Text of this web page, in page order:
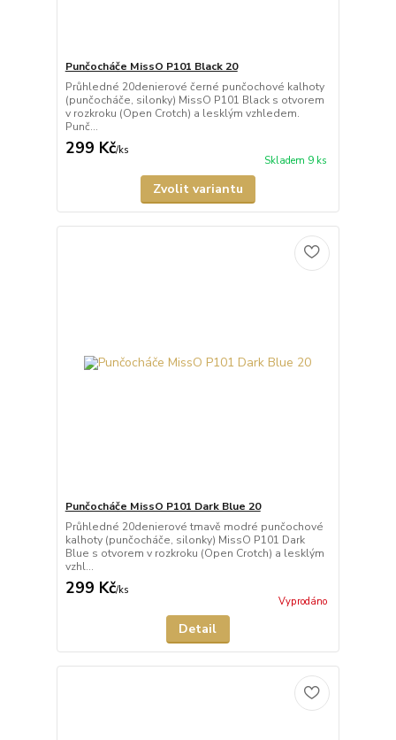
Punčocháče MissO P101 Black 20
Průhledné 20denierové černé punčochové kalhoty
(punčocháče, silonky) MissO P101 Black s otvorem
v rozkroku (Open Crotch) a lesklým vzhledem.
Punč...
299 Kč/ks
Skladem 9 ks
Zvolit variantu
Punčocháče MissO P101 Dark Blue 20
Průhledné 20denierové tmavě modré punčochové
kalhoty (punčocháče, silonky) MissO P101 Dark
Blue s otvorem v rozkroku (Open Crotch) a lesklým
vzhl...
299 Kč/ks
Vyprodáno
Detail